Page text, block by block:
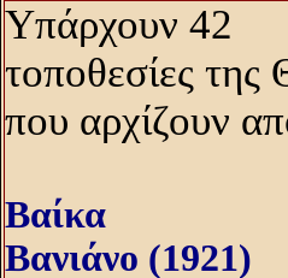
Υπάρχουν 42
τοποθεσίες της
που αρχίζουν
Βαίκα
Βανιάνο (1921)